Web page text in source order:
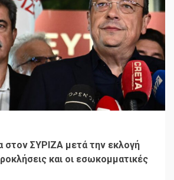
στον ΣΥΡΙΖΑ μετά την εκλογή
και οι εσωκομματικές